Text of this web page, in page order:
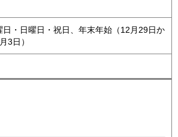
日・日曜日・祝日、年末年始（12月29日か
3日）